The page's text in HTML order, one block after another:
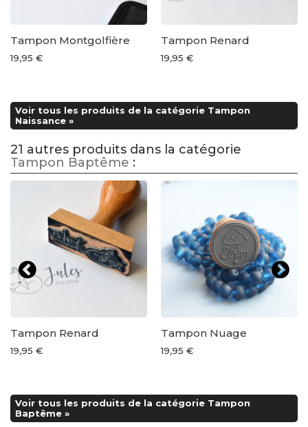
Tampon Montgolfière
19,95 €
Tampon Renard
19,95 €
Voir tous les produits de la catégorie Tampon
Naissance »
21 autres produits dans la catégorie
Tampon Baptême :
Tampon Renard
19,95 €
Tampon Nuage
19,95 €
Voir tous les produits de la catégorie Tampon
Baptême »